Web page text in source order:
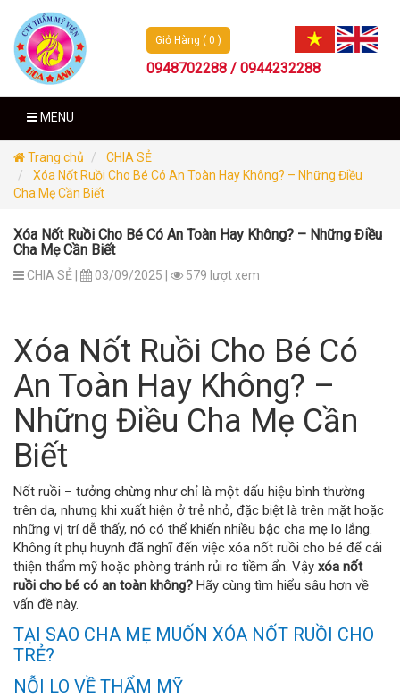
Giỏ Hàng ( 0 )
0948702288 / 0944232288
MENU
Trang chủ
CHIA SẺ
Xóa Nốt Ruồi Cho Bé Có An Toàn Hay Không? – Những Điều
Cha Mẹ Cần Biết
Xóa Nốt Ruồi Cho Bé Có An Toàn Hay Không? – Những Điều
Cha Mẹ Cần Biết
CHIA SẺ | 03/09/2025 | 579 lượt xem
Xóa Nốt Ruồi Cho Bé Có
An Toàn Hay Không? –
Những Điều Cha Mẹ Cần
Biết
Nốt ruồi – tưởng chừng như chỉ là một dấu hiệu bình thường
trên da, nhưng khi xuất hiện ở trẻ nhỏ, đặc biệt là trên mặt hoặc
những vị trí dễ thấy, nó có thể khiến nhiều bậc cha mẹ lo lắng.
Không ít phụ huynh đã nghĩ đến việc xóa nốt ruồi cho bé để cải
thiện thẩm mỹ hoặc phòng tránh rủi ro tiềm ẩn. Vậy xóa nốt
ruồi cho bé có an toàn không? Hãy cùng tìm hiểu sâu hơn về
vấn đề này.
TẠI SAO CHA MẸ MUỐN XÓA NỐT RUỒI CHO
TRẺ?
NỖI LO VỀ THẨM MỸ